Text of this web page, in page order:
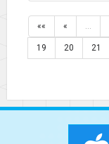
«« « …
19 20 21